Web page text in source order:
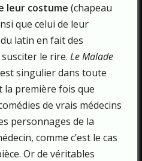
leur costume (chapeau
que celui de leur
latin en fait des
le rire. Le Malade
singulier dans toute
la première fois que
de vrais médecins
personnages de la
comme c’est le cas
Or de véritables